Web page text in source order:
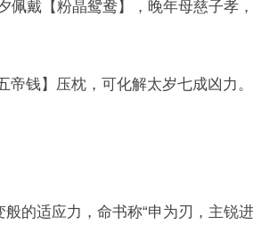
佩戴【粉晶鸳鸯】，晚年母慈子孝
钱】压枕，可化解太岁七成凶力。
般的适应力，命书称“申为刃，主锐